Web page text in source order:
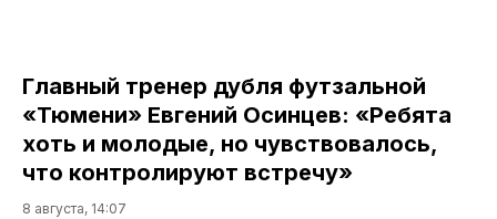
Главный тренер дубля футзальной
«Тюмени» Евгений Осинцев: «Ребята
хоть и молодые, но чувствовалось,
что контролируют встречу»
8 августа, 14:07